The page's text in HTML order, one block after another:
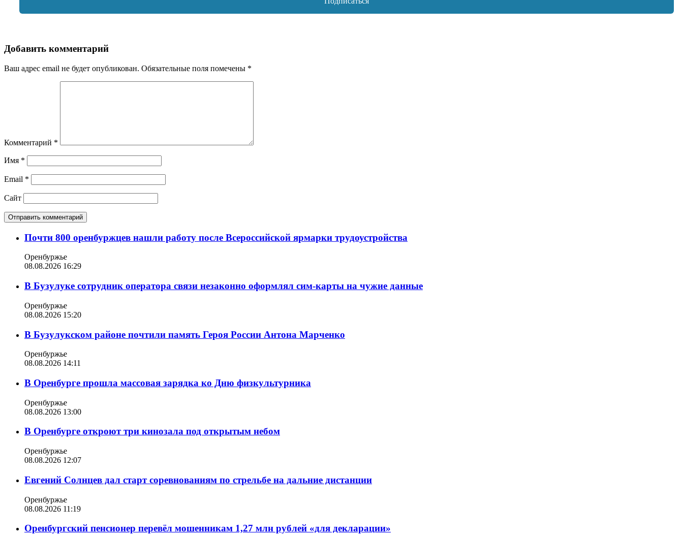
Добавить комментарий
Ваш адрес email не будет опубликован. Обязательные поля помечены *
Комментарий *
Имя *
Email *
Сайт
Почти 800 оренбуржцев нашли работу после Всероссийской ярмарки трудоустройства
Оренбуржье
08.08.2026 16:29
В Бузулуке сотрудник оператора связи незаконно оформлял сим-карты на чужие данные
Оренбуржье
08.08.2026 15:20
В Бузулукском районе почтили память Героя России Антона Марченко
Оренбуржье
08.08.2026 14:11
В Оренбурге прошла массовая зарядка ко Дню физкультурника
Оренбуржье
08.08.2026 13:00
В Оренбурге откроют три кинозала под открытым небом
Оренбуржье
08.08.2026 12:07
Евгений Солнцев дал старт соревнованиям по стрельбе на дальние дистанции
Оренбуржье
08.08.2026 11:19
Оренбургский пенсионер перевёл мошенникам 1,27 млн рублей «для декларации»